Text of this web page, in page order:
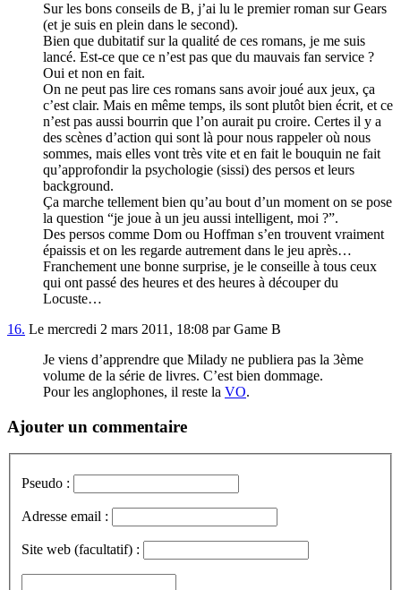
Sur les bons conseils de B, j’ai lu le premier roman sur Gears
(et je suis en plein dans le second).
Bien que dubitatif sur la qualité de ces romans, je me suis
lancé. Est-ce que ce n’est pas que du mauvais fan service ?
Oui et non en fait.
On ne peut pas lire ces romans sans avoir joué aux jeux, ça
c’est clair. Mais en même temps, ils sont plutôt bien écrit, et ce
n’est pas aussi bourrin que l’on aurait pu croire. Certes il y a
des scènes d’action qui sont là pour nous rappeler où nous
sommes, mais elles vont très vite et en fait le bouquin ne fait
qu’approfondir la psychologie (sissi) des persos et leurs
background.
Ça marche tellement bien qu’au bout d’un moment on se pose
la question “je joue à un jeu aussi intelligent, moi ?”.
Des persos comme Dom ou Hoffman s’en trouvent vraiment
épaissis et on les regarde autrement dans le jeu après…
Franchement une bonne surprise, je le conseille à tous ceux
qui ont passé des heures et des heures à découper du
Locuste…
16. Le mercredi 2 mars 2011, 18:08 par Game B
Je viens d’apprendre que Milady ne publiera pas la 3ème
volume de la série de livres. C’est bien dommage.
Pour les anglophones, il reste la VO.
Ajouter un commentaire
Pseudo :
Adresse email :
Site web (facultatif) :